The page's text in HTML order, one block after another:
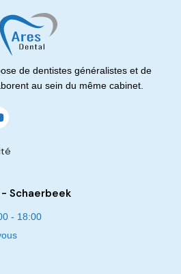
de dentistes généralistes et de
au sein du même cabinet.
Schaerbeek
- 18:00